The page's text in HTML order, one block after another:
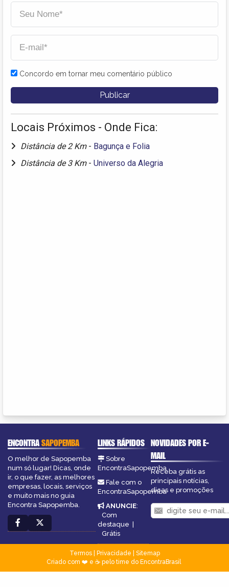
Concordo em tornar meu comentário público
Locais Próximos - Onde Fica:
Distância de 2 Km - Bagunça e Folia
Distância de 3 Km - Universo da Alegria
ENCONTRASAPOPEMBA
O melhor de Sapopemba
num só lugar! Dicas, onde
ir, o que fazer, as melhores
empresas, locais, serviços
e muito mais no guia
Encontra Sapopemba.
LINKS RÁPIDOS
Sobre
EncontraSapopemba
Fale com o
EncontraSapopemba
ANUNCIE:
Com
destaque |
Grátis
NOVIDADES POR E-
MAIL
Receba grátis as
principais notícias,
dicas e promoções
Termos| Privacidade
Sitemap
Criado com ❤️ e ☕ pelo time do EncontraBrasil